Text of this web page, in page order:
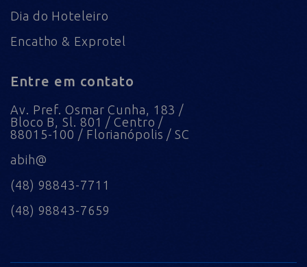
Dia do Hoteleiro
Encatho & Exprotel
Entre em contato
Av. Pref. Osmar Cunha, 183 /
Bloco B, Sl. 801 / Centro /
88015-100 / Florianópolis / SC
abih@
(48) 98843-7711
(48) 98843-7659